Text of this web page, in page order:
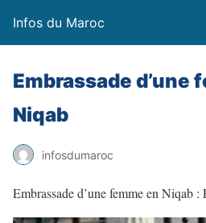
Infos du Maroc
Embrassade d’une
Niqab
infosdumaroc
Embrassade d’une femme en Niqab :